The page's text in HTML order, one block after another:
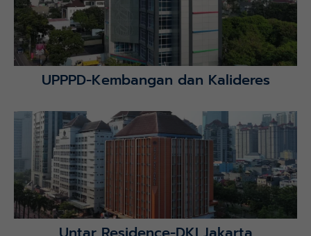
UPPPD-Kembangan dan Kalideres
Lihat Detail Proyek